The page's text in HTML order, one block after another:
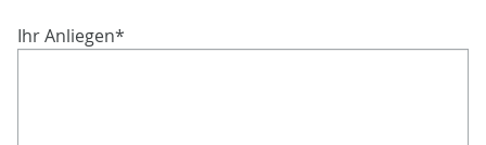
Ihr Anliegen*